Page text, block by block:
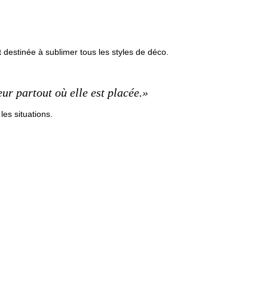
destinée à sublimer tous les styles de déco.
partout où elle est placée.»
situations.